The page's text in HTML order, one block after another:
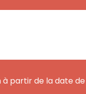
à partir de la date